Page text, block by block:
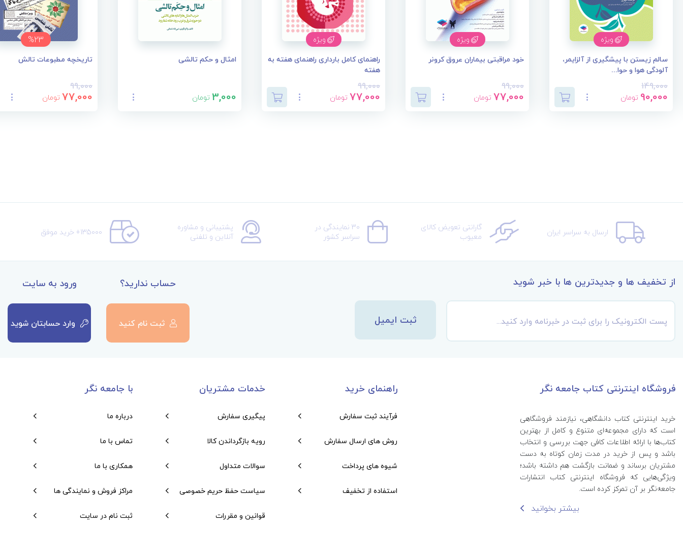
ویژه
سالم زیستن با پیشگیری از آلزایمر،
آلودگی هوا و حوا...
149,000
90,000 تومان
ویژه
خود مراقبتی بیماران عروق کرونر
99,000
77,000 تومان
ویژه
راهنمای کامل بارداری راهنمای هفته به
هفته
99,000
77,000 تومان
امثال و حکم تالشی
3,000تومان
%23
تاریخچه مطبوعات تالش
99,000
77,000 تومان
ارسال به سراسر ایران گارانتی تعویض کالای
معیوب
30 نمایندگی در
سراسر کشور
پشتیبانی و مشاوره
آنلاین و تلفنی 135000+ خرید موفق
از تخفیف ها و جدیدترین ها با خبر شوید
ثبت ایمیل
ورود به سایت
وارد حسابتان شوید
حساب ندارید؟
ثبت نام کنید
فروشگاه اینترنتی کتاب جامعه نگر
خرید اینترنتی کتاب‌ دانشگاهی، نیازمند فروشگاهی
است که دارای مجموعه‌ای متنوع و کامل از بهترین
کتاب‌ها با ارائه اطلاعات کافی جهت بررسی و انتخاب
باشد و پس از خرید در مدت زمان کوتاه به دست
مشتریان برساند و ضمانت بازگشت هم داشته باشد؛
ویژگی‌هایی که فروشگاه اینترنتی کتاب انتشارات
جامعه‌نگر بر آن تمرکز کرده است.
بیشتر بخوانید
راهنمای خرید
فرآیند ثبت سفارش
روش های ارسال سفارش
شیوه های پرداخت
استفاده از تخفیف
خدمات مشتریان
پیگیری سفارش
رویه بازگرداندن کالا
سوالات متداول
سیاست حفظ حریم خصوصی
قوانین و مقررات
با جامعه نگر
درباره ما
تماس با ما
همکاری با ما
مراکز فروش و نمایندگی ها
ثبت نام در سایت